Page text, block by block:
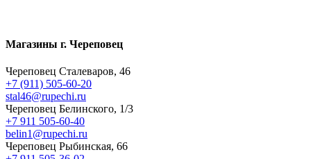
Магазины г. Череповец
Череповец Сталеваров, 46
+7 (911) 505-60-20
stal46@rupechi.ru
Череповец Белинского, 1/3
+7 911 505-60-40
belin1@rupechi.ru
Череповец Рыбинская, 66